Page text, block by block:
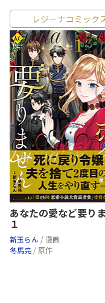
レジーナコミック
あなたの愛など要り
１
新玉らん / 漫画
冬馬亮 / 原作